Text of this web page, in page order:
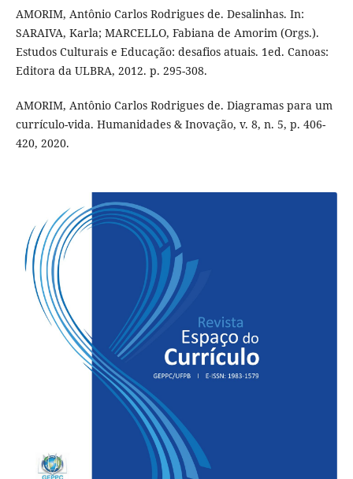
AMORIM, Antônio Carlos Rodrigues de. Desalinhas. In:
SARAIVA, Karla; MARCELLO, Fabiana de Amorim (Orgs.).
Estudos Culturais e Educação: desafios atuais. 1ed. Canoas:
Editora da ULBRA, 2012. p. 295-308.
AMORIM, Antônio Carlos Rodrigues de. Diagramas para um
currículo-vida. Humanidades & Inovação, v. 8, n. 5, p. 406-
420, 2020.